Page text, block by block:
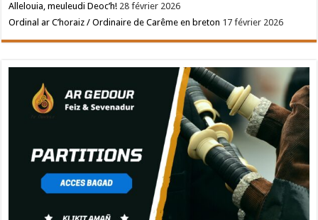
Allelouia, meuleudi Deoc’h! 28 février 2026
Ordinal ar C’horaiz / Ordinaire de Carême en breton 17 février 2026